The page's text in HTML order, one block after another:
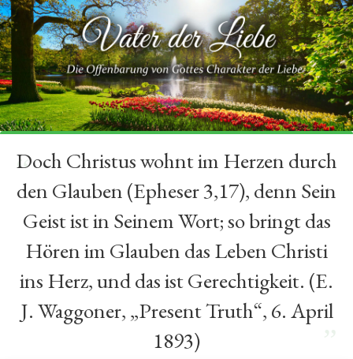
“
Doch Christus wohnt im Herzen durch
den Glauben (Epheser 3,17), denn Sein
Geist ist in Seinem Wort; so bringt das
Hören im Glauben das Leben Christi
ins Herz, und das ist Gerechtigkeit. (E.
J. Waggoner, „Present Truth“, 6. April
1893)